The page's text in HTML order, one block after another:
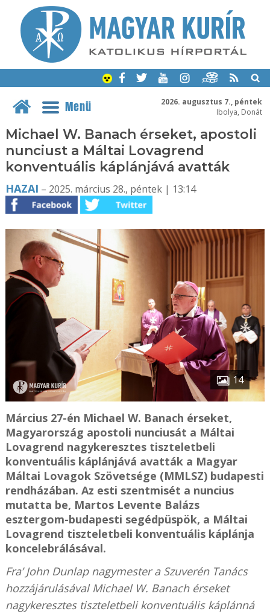
2026. augusztus 7., péntek
Ibolya, Donát
Menü
Michael W. Banach érseket, apostoli
nunciust a Máltai Lovagrend
konventuális káplánjává avatták
HAZAI – 2025. március 28., péntek | 13:14
14
Március 27-én Michael W. Banach érseket,
Magyarország apostoli nunciusát a Máltai
Lovagrend nagykeresztes tiszteletbeli
konventuális káplánjává avatták a Magyar
Máltai Lovagok Szövetsége (MMLSZ) budapesti
rendházában. Az esti szentmisét a nuncius
mutatta be, Martos Levente Balázs
esztergom-budapesti segédpüspök, a Máltai
Lovagrend tiszteletbeli konventuális káplánja
koncelebrálásával.
Fra’ John Dunlap nagymester a Szuverén Tanács
hozzájárulásával Michael W. Banach érseket
nagykeresztes tiszteletbeli konventuális káplánná